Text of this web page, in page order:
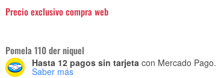
Pomela 110 der niquel
Hasta 12 pagos sin tarjeta con Mercado Pago.
Saber más